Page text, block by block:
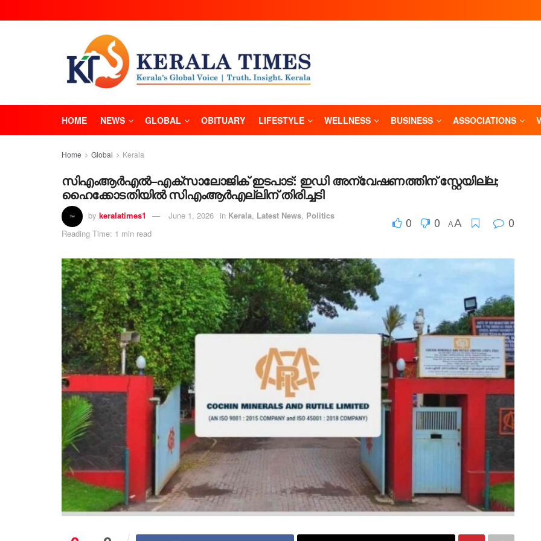
HOME NEWS GLOBAL OBITUARY LIFESTYLE WELLNESS BUSINESS ASSOCIATIONS
Home Global Kerala
സിഎംആർഎൽ–എക്സാലോജിക് ഇടപാട്: ഇഡി അന്വേഷണത്തിന് സ്റ്റേയില്ല;
ഹൈക്കോടതിയിൽ സിഎംആർഎല്ലിന് തിരിച്ചടി
by keralatimes1 June 1, 2026 in Kerala, Latest News, Politics
Reading Time: 1 min read
0 0 AA 0